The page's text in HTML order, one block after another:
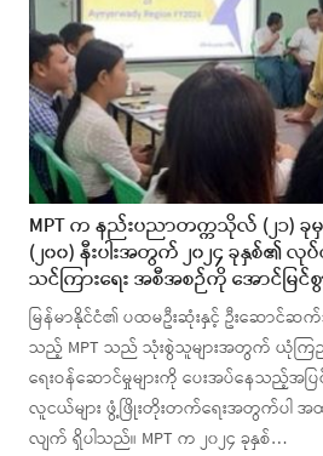
MPT က နည်းပညာတက္ကသိုလ် (၂၁) ခုမှ
(၂၀၀) နီးပါးအတွက် ၂၀၂၄ ခုနှစ်၏ လု
သင်ကြားရေး အစီအစဉ်ကို အောင်မြ
မြန်မာနိုင်ငံ၏ ပထမဦးဆုံးနှင့် ဦးဆောင်ဆ
သည့် MPT သည် သုံးစွဲသူများအတွက် ယုံက
ရေးဝန်ဆောင်မှုများကို ပေးအပ်နေသည့်အပ
လူငယ်များ ဖွံ့ဖြိုးတိုးတက်ရေးအတွက်ပါ
လျက် ရှိပါသည်။ MPT က ၂၀၂၄ ခုနှစ်…